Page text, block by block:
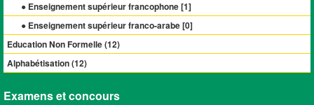
● Enseignement supérieur francophone [1]
● Enseignement supérieur franco-arabe [0]
Education Non Formelle (12)
Alphabétisation (12)
Examens et concours